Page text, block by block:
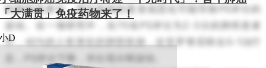
的肺癌患者中，潜在疾病的复发或恶化可能导致PS评分的
波动。在一项研究中，在70名PS评分为2-3分的肺癌患者
中，40%的人有潜在的肺部疾病，在安罗替尼联合S-1治疗
大满贯」免疫药物来了！
D